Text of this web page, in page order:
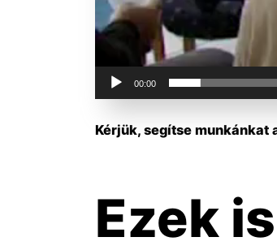
00:00
Kérjük, segítse munkánkat
Ezek